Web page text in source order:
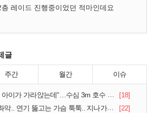
레이드 진행중이었던 적마인데요
글
주간 월간 이슈
가 가라앉는데”…수심 3m 호수 뛰어든 60대 의인
[18]
연기 뚫고는 가슴 툭툭.. 지나가던 아재의 정체
[22]